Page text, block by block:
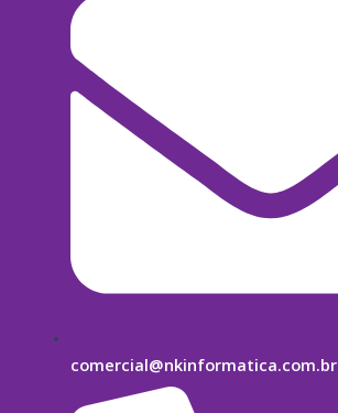
comercial@nkinformatica.com.br